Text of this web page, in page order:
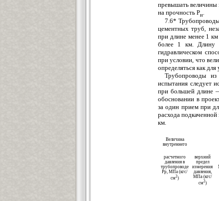
превышать величины
на прочность Ри
7.6*
цементных труб,
при длине менее 1
более 1 км. Длину
гидравлическом спос
при условии, что
определяться как для
Трубопроводы
испытания следует
при большей длине
обосновании в
за один прием при
расхода подкаченной
км.
Величина
внутреннего
расчетного
давления в
трубопроводе
Рр, МПа (кгс/
см2)
верхний
предел
измерения
давления,
МПа (кгс/
см2)